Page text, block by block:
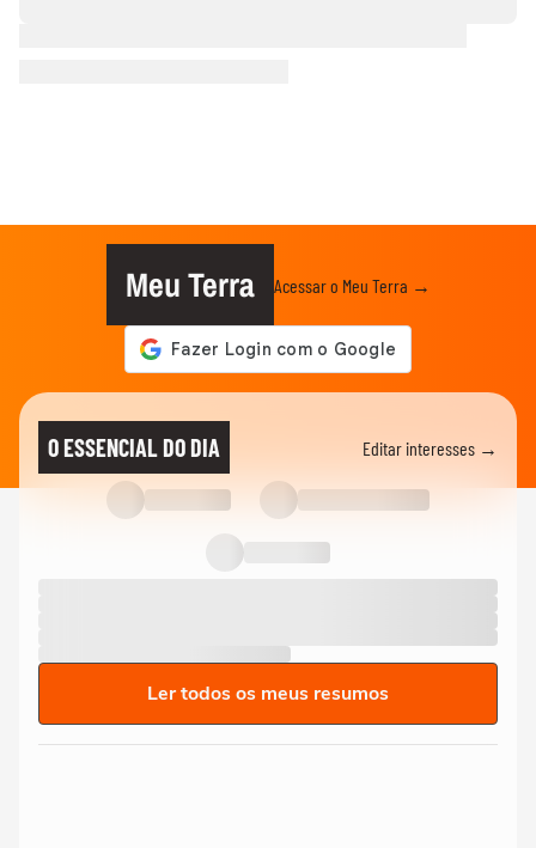
Meu Terra Acessar o Meu Terra →
O ESSENCIAL DO DIA Editar interesses →
Ler todos os meus resumos